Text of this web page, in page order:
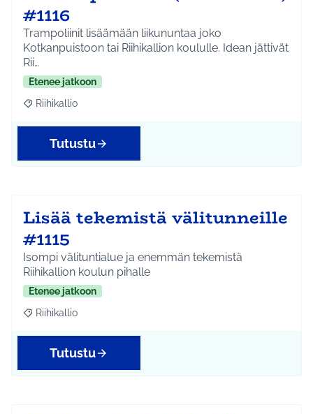
#1116
Trampoliinit lisäämään liikununtaa joko
Kotkanpuistoon tai Riihikallion koululle. Idean jättivät
Rii…
Etenee jatkoon
Rajaa tulokset aihepiirin mukaan: Riihikallio
Riihikallio
Tutustu
Lisää tekemistä välitunneille
#1115
Isompi välituntialue ja enemmän tekemistä
Riihikallion koulun pihalle
Etenee jatkoon
Rajaa tulokset aihepiirin mukaan: Riihikallio
Riihikallio
Tutustu